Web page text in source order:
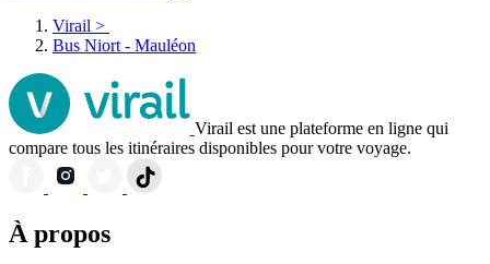
Virail >
Bus Niort - Mauléon
Virail est une plateforme en ligne qui
compare tous les itinéraires disponibles pour votre voyage.
À propos